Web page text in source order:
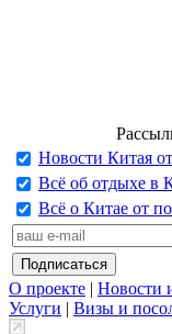
Новости Китая
Всё об отдыхе в
Всё о Китае от
О проекте | Новости
Услуги | Визы и